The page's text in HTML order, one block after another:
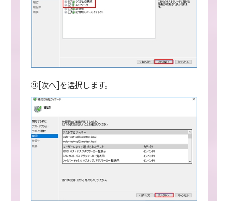
⑨[次へ]を選択します。